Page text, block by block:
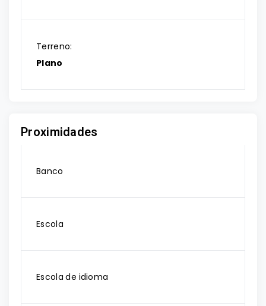
Terreno:
Plano
Proximidades
Banco
Escola
Escola de idioma